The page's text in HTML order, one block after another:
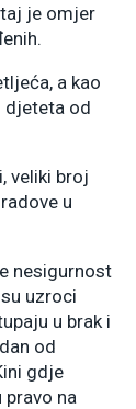
je omjer
a kao
djeteta od
veliki broj
u
nesigurnost
uzroci
u brak i
od
gdje
na